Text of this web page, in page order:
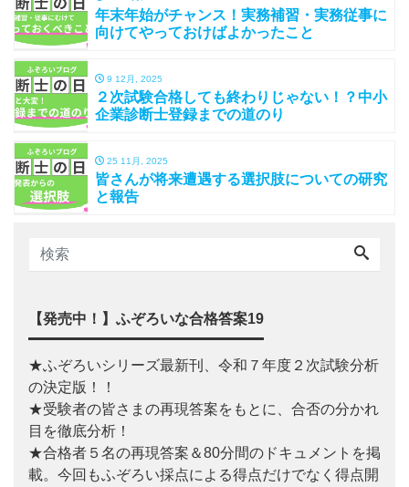
年末年始がチャンス！実務補習・実務従事に
向けてやっておけばよかったこと
9 12月, 2025
２次試験合格しても終わりじゃない！？中小
企業診断士登録までの道のり
25 11月, 2025
皆さんが将来遭遇する選択肢についての研究
と報告
【発売中！】ふぞろいな合格答案19
★ふぞろいシリーズ最新刊、令和７年度２次試験分析
の決定版！！
★受験者の皆さまの再現答案をもとに、合否の分かれ
目を徹底分析！
★合格者５名の再現答案＆80分間のドキュメントを掲
載。今回もふぞろい採点による得点だけでなく得点開